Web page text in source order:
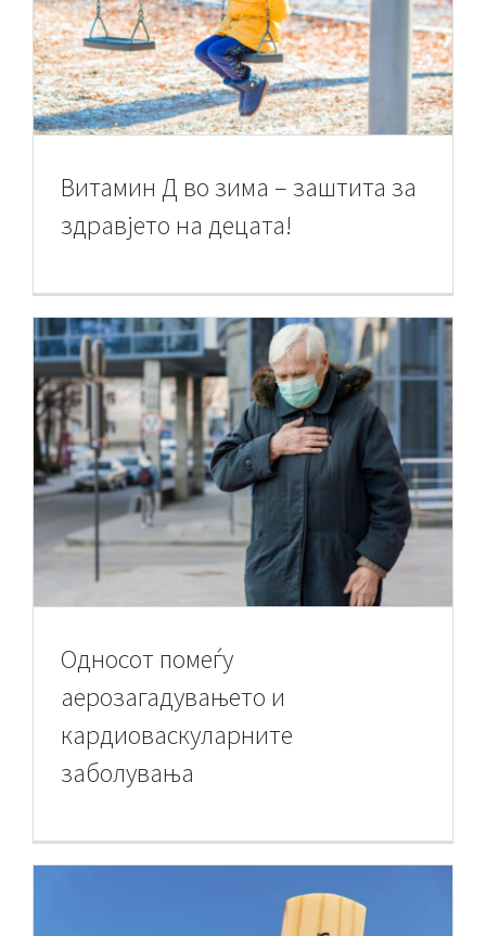
Витамин Д во зима – заштита за
здравјето на децата!
Односот помеѓу
аерозагадувањето и
кардиоваскуларните
заболувања